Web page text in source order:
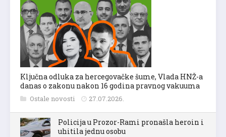
Ključna odluka za hercegovačke šume, Vlada HNŽ-a
danas o zakonu nakon 16 godina pravnog vakuuma
Ostale novosti 27.07.2026.
Policija u Prozor-Rami pronašla heroin i
uhitila jednu osobu